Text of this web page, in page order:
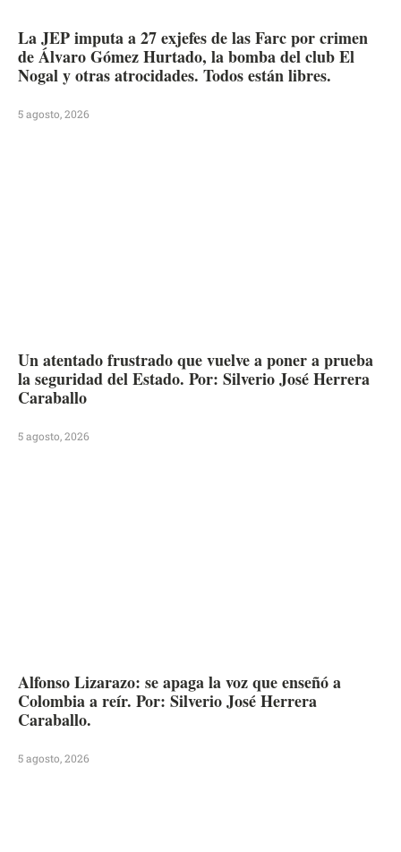
La JEP imputa a 27 exjefes de las Farc por crimen
de Álvaro Gómez Hurtado, la bomba del club El
Nogal y otras atrocidades. Todos están libres.
5 agosto, 2026
Un atentado frustrado que vuelve a poner a prueba
la seguridad del Estado. Por: Silverio José Herrera
Caraballo
5 agosto, 2026
Alfonso Lizarazo: se apaga la voz que enseñó a
Colombia a reír. Por: Silverio José Herrera
Caraballo.
5 agosto, 2026